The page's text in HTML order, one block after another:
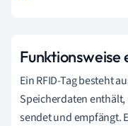
Funktionsweise
Ein RFID-Tag besteht
Speicherdaten
sendet und empfängt.